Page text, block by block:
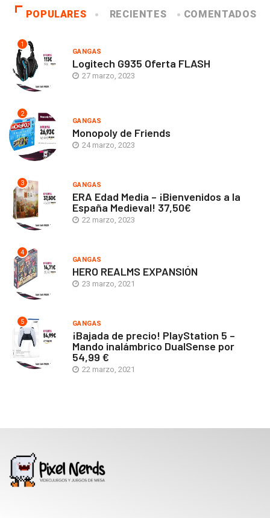
POPULARES RECIENTES COMENTADOS
1
GANGAS
Logitech G935 Oferta FLASH
27 marzo, 2023
2
GANGAS
Monopoly de Friends
24 marzo, 2023
3 GANGAS
ERA Edad Media – ¡Bienvenidos a la
España Medieval! 37,50€
22 marzo, 2023
4
GANGAS
HERO REALMS EXPANSIÓN
23 marzo, 2021
5 GANGAS
¡Bajada de precio! PlayStation 5 –
Mando inalámbrico DualSense por
54,99 €
22 marzo, 2021